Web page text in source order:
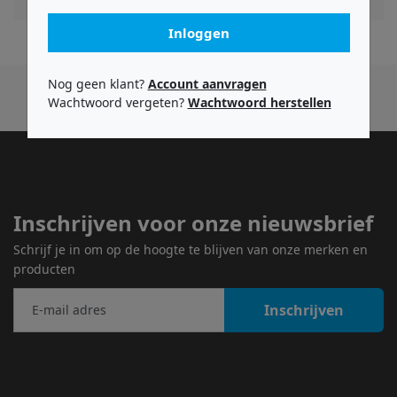
Inschrijven voor onze nieuwsbrief
Schrijf je in om op de hoogte te blijven van onze merken en
producten
Inschrijven
Inloggen
Nog geen klant? Account aanvragen
Wachtwoord vergeten? Wachtwoord herstellen